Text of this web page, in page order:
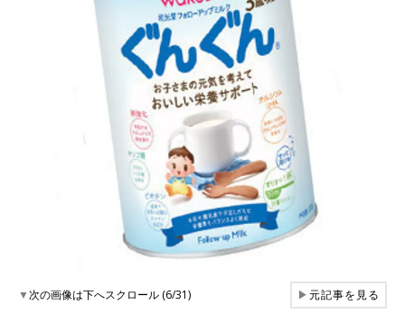
▼次の画像は下へスクロール (6/31) ▶元記事を見る